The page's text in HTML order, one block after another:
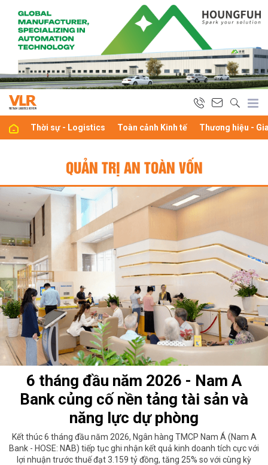
Thời sự - Logistics Toàn cảnh Kinh tế Thương hiệu -
QUẢN TRỊ AN TOÀN VỐN
6 tháng đầu năm 2026 - Nam A
Bank củng cố nền tảng tài sản và
năng lực dự phòng
Kết thúc 6 tháng đầu năm 2026, Ngân hàng TMCP Nam Á (Nam A
Bank - HOSE: NAB) tiếp tục ghi nhận kết quả kinh doanh tích cực với
lợi nhuận trước thuế đạt 3.159 tỷ đồng, tăng 25% so với cùng kỳ